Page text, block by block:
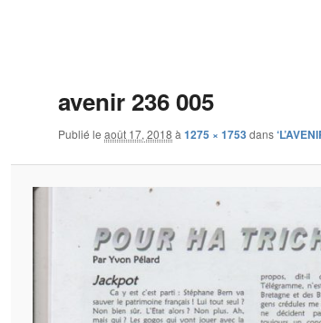
avenir 236 005
Publié le août 17, 2018 à 1275 × 1753 dans